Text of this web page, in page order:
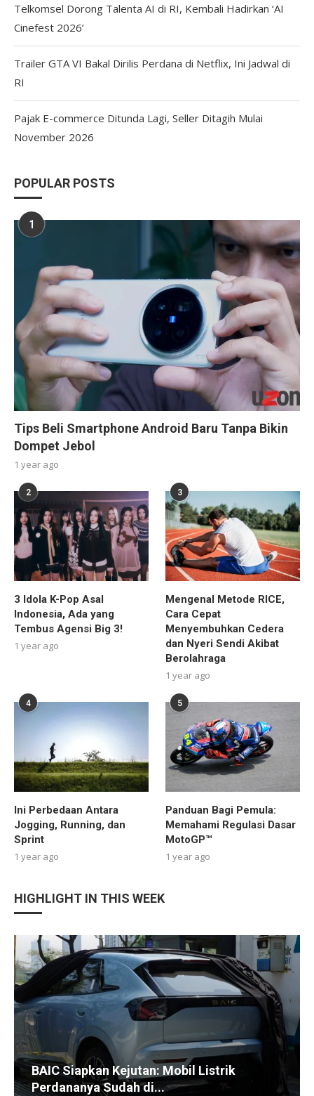
Telkomsel Dorong Talenta AI di RI, Kembali Hadirkan ‘AI
Cinefest 2026’
Trailer GTA VI Bakal Dirilis Perdana di Netflix, Ini Jadwal di
RI
Pajak E-commerce Ditunda Lagi, Seller Ditagih Mulai
November 2026
POPULAR POSTS
1
Tips Beli Smartphone Android Baru Tanpa Bikin
Dompet Jebol
1 year ago
2
3 Idola K-Pop Asal
Indonesia, Ada yang
Tembus Agensi Big 3!
1 year ago
3
Mengenal Metode RICE,
Cara Cepat
Menyembuhkan Cedera
dan Nyeri Sendi Akibat
Berolahraga
1 year ago
4
Ini Perbedaan Antara
Jogging, Running, dan
Sprint
1 year ago
5
Panduan Bagi Pemula:
Memahami Regulasi Dasar
MotoGP™
1 year ago
HIGHLIGHT IN THIS WEEK
BAIC Siapkan Kejutan: Mobil Listrik
Perdananya Sudah di...